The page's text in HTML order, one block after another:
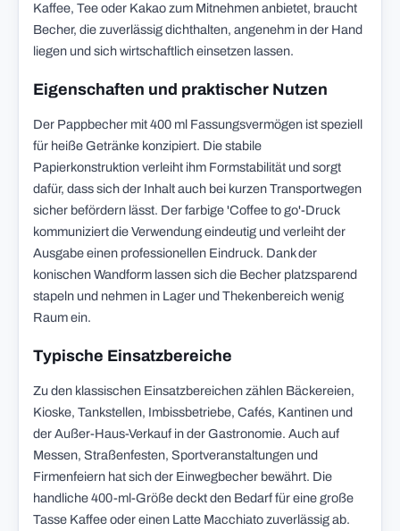
Kaffee, Tee oder Kakao zum Mitnehmen anbietet, braucht
Becher, die zuverlässig dichthalten, angenehm in der Hand
liegen und sich wirtschaftlich einsetzen lassen.
Eigenschaften und praktischer Nutzen
Der Pappbecher mit 400 ml Fassungsvermögen ist speziell
für heiße Getränke konzipiert. Die stabile
Papierkonstruktion verleiht ihm Formstabilität und sorgt
dafür, dass sich der Inhalt auch bei kurzen Transportwegen
sicher befördern lässt. Der farbige 'Coffee to go'-Druck
kommuniziert die Verwendung eindeutig und verleiht der
Ausgabe einen professionellen Eindruck. Dank der
konischen Wandform lassen sich die Becher platzsparend
stapeln und nehmen in Lager und Thekenbereich wenig
Raum ein.
Typische Einsatzbereiche
Zu den klassischen Einsatzbereichen zählen Bäckereien,
Kioske, Tankstellen, Imbissbetriebe, Cafés, Kantinen und
der Außer-Haus-Verkauf in der Gastronomie. Auch auf
Messen, Straßenfesten, Sportveranstaltungen und
Firmenfeiern hat sich der Einwegbecher bewährt. Die
handliche 400-ml-Größe deckt den Bedarf für eine große
Tasse Kaffee oder einen Latte Macchiato zuverlässig ab.